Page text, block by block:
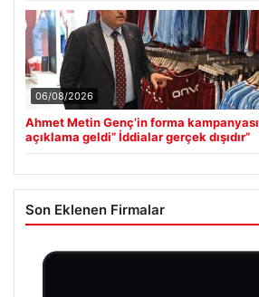
06/08/2026
Ahmet Metin Genç’in forma
açıklama geldi” İddialar gerçek dışıdır”
Son Eklenen Firmalar